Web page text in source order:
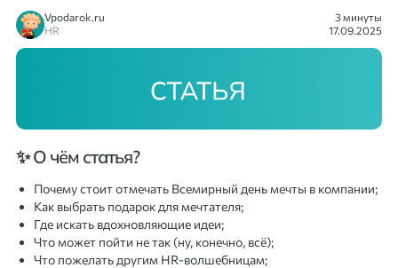
Vpodarok.ru
HR
3 минуты
17.09.2025
✨ О чём статья?
Почему стоит отмечать Всемирный день мечты в компании;
Как выбрать подарок для мечтателя;
Где искать вдохновляющие идеи;
Что может пойти не так (ну, конечно, всё);
Что пожелать другим HR-волшебницам;